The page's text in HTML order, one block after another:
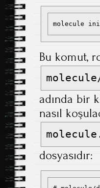
molecule
Bu komut,
adında bir
nasıl
dosyasıdır: